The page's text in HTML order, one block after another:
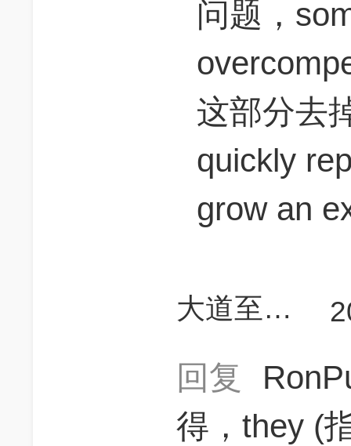
问题，
这部分去
quickly
grow an
大道至简知易行难
回复
得，they (